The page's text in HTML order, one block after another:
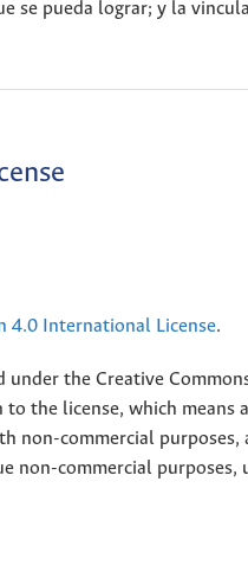
se pueda lograr; y la
4.0 International License.
under the Creative
to the license, which means
non-commercial purposes,
non-commercial purposes,